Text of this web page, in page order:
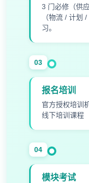
3 门必修（供
（物流 / 计划
习。
03
报名培训
官方授权培训
线下培训课程
04
模块考试